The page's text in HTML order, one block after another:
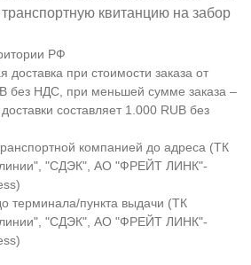
квитанцию на забор
РФ
доставка при стоимости заказа от
без НДС, при меньшей сумме заказа –
составляет 1.000 RUB без
компанией до адреса (ТК
"СДЭК", АО "ФРЕЙТ ЛИНК"-
терминала/пункта выдачи (ТК
"СДЭК", АО "ФРЕЙТ ЛИНК"-